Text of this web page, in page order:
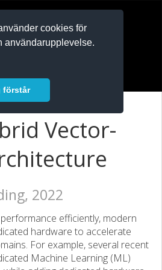
cookies för
användarupplevelse.
förstår
Vector-
2022
efficiently, modern
hardware to accelerate
For example, several recent
Machine Learning (ML)